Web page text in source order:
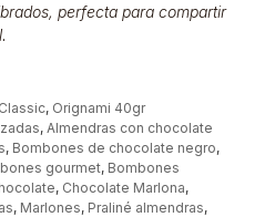
perfecta para compartir
, Orignami 40gr
, Almendras con chocolate
, Bombones de chocolate negro,
gourmet, Bombones
, Chocolate Marlona,
, Marlones, Praliné almendras,